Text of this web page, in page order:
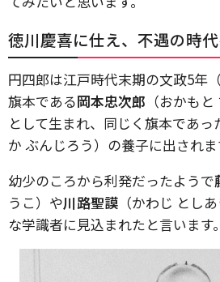
徳川慶喜に仕え、不遇の時
円四郎は江戸時代末期の文政5年
旗本である岡本忠次郎 （おかも
として生まれ、同じく旗本であっ
か ぶんじろう）の養子に出されま
幼少のころから利発だったようで
うこ）や川路聖謨 （かわじ とし
な学識者に見込まれたと言います。